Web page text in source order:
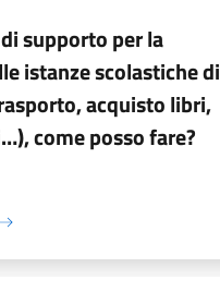
supporto per la
istanze scolastiche di
acquisto libri,
come posso fare?